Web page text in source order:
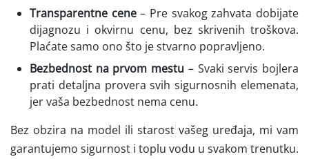
Transparentne cene– Pre svakog zahvata dobijate
dijagnozu i okvirnu cenu, bez skrivenih troškova.
Plaćate samo ono što je stvarno popravljeno.
Bezbednost na prvom mestu – Svaki servis bojlera
prati detaljna provera svih sigurnosnih elemenata,
jer vaša bezbednost nema cenu.
Bez obzira na model ili starost vašeg uređaja, mi vam
garantujemo sigurnost i toplu vodu u svakom trenutku.